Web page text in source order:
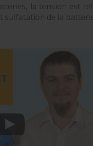
la tension est
sulfatation de la